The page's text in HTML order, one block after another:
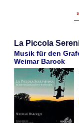
La Piccola
Musik für den
Weimar Barock